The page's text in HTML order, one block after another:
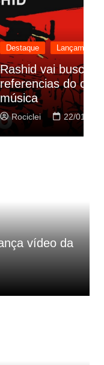
as
nova
vídeo da